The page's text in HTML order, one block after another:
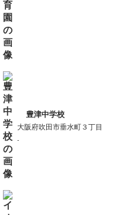
豊津中学校
大阪府吹田市垂水町３丁目
-